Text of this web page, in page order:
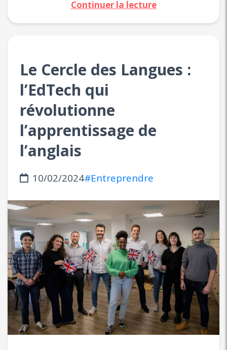
Continuer la lecture
Le Cercle des Langues :
l’EdTech qui
révolutionne
l’apprentissage de
l’anglais
10/02/2024#Entreprendre